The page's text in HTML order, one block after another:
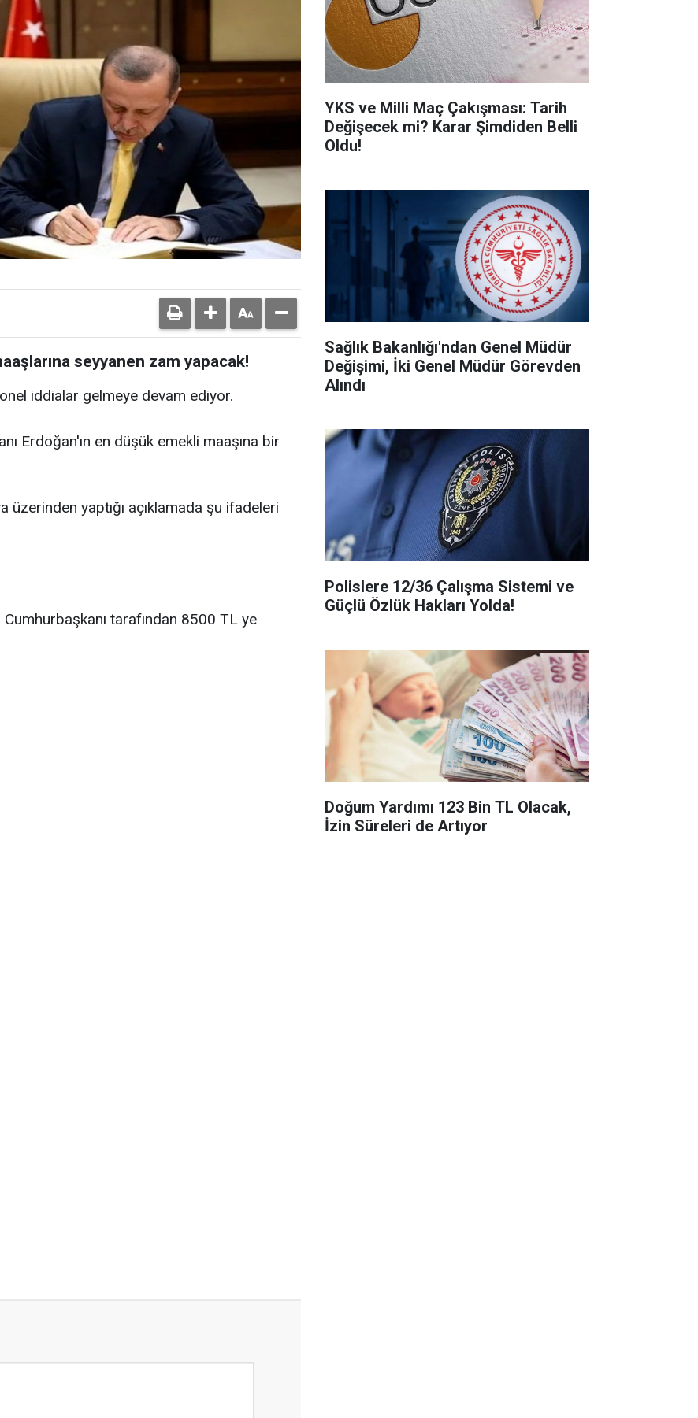
seyyanen zam yapacak!
iddialar gelmeye devam ediyor.
Erdoğan'ın en düşük emekli maaşına bir
üzerinden yaptığı açıklamada şu ifadeleri
tarafından 8500 TL ye
YKS ve Milli Maç Çakışması: Tarih
Değişecek mi? Karar Şimdiden Belli
Oldu!
Sağlık Bakanlığı'ndan Genel Müdür
Değişimi, İki Genel Müdür Görevden
Alındı
Polislere 12/36 Çalışma Sistemi ve
Güçlü Özlük Hakları Yolda!
Doğum Yardımı 123 Bin TL Olacak,
İzin Süreleri de Artıyor